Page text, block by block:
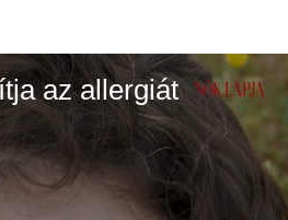
az allergiát